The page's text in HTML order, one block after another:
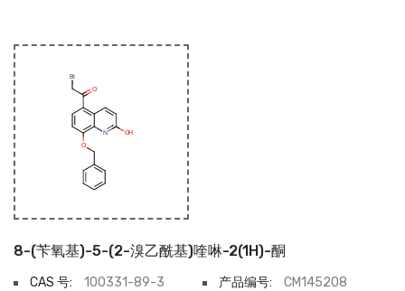
8-(苄氧基)-5-(2-溴乙酰基)喹啉-2(1H)-酮
CAS 号: 100331-89-3 产品编号:
CM145208